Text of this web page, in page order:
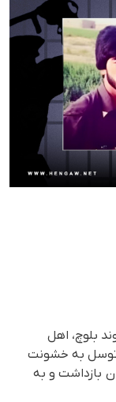
بلوچ، اهل
توسل به خشونت
بازداشت و به